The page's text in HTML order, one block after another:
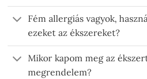
Fém allergiás vagyok,
ezeket az ékszereket?
Mikor kapom meg az
megrendelem?